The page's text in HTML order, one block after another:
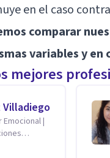
en el caso
comparar
variables y
mejores
|